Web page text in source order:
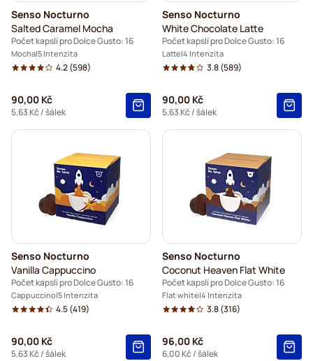
Senso Nocturno
Salted Caramel Mocha
Počet kapslí pro Dolce Gusto: 16
Mocha 5 Intenzita
4.2(598)
90,00 Kč
5,63 Kč / šálek
Senso Nocturno
White Chocolate Latte
Počet kapslí pro Dolce Gusto: 16
Latte 4 Intenzita
3.8(589)
90,00 Kč
5,63 Kč / šálek
Senso Nocturno
Vanilla Cappuccino
Počet kapslí pro Dolce Gusto: 16
Cappuccino 5 Intenzita
4.5(419)
90,00 Kč
5,63 Kč / šálek
Senso Nocturno
Coconut Heaven Flat White
Počet kapslí pro Dolce Gusto: 16
Flat white 4 Intenzita
3.8(316)
96,00 Kč
6,00 Kč / šálek